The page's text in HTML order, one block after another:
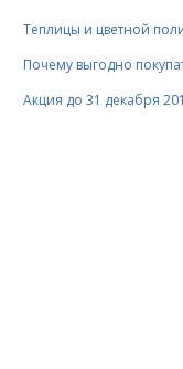
Теплицы и цветной
Почему выгодно
Акция до 31 декабря